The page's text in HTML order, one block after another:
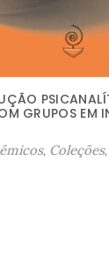
GRUPOS EM
, Coleções,